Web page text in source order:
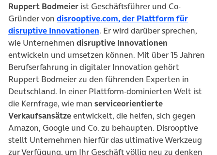
Ruppert Bodmeier ist Geschäftsführer und Co-
Gründer von disrooptive.com, der Plattform für
disruptive Innovationen(öffnet in neuem Tab)
. Er wird darüber sprechen,
wie Unternehmen disruptive Innovationen
entwickeln und umsetzen können. Mit über 15 Jahren
Berufserfahrung in digitaler Innovation gehört
Ruppert Bodmeier zu den führenden Experten in
Deutschland. In einer Plattform-dominierten Welt ist
die Kernfrage, wie man serviceorientierte
Verkaufsansätzeentwickelt, die helfen, sich gegen
Amazon, Google und Co. zu behaupten. Disrooptive
stellt Unternehmen hierfür das ultimative Werkzeug
zur Verfügung, um Ihr Geschäft völlig neu zu denken